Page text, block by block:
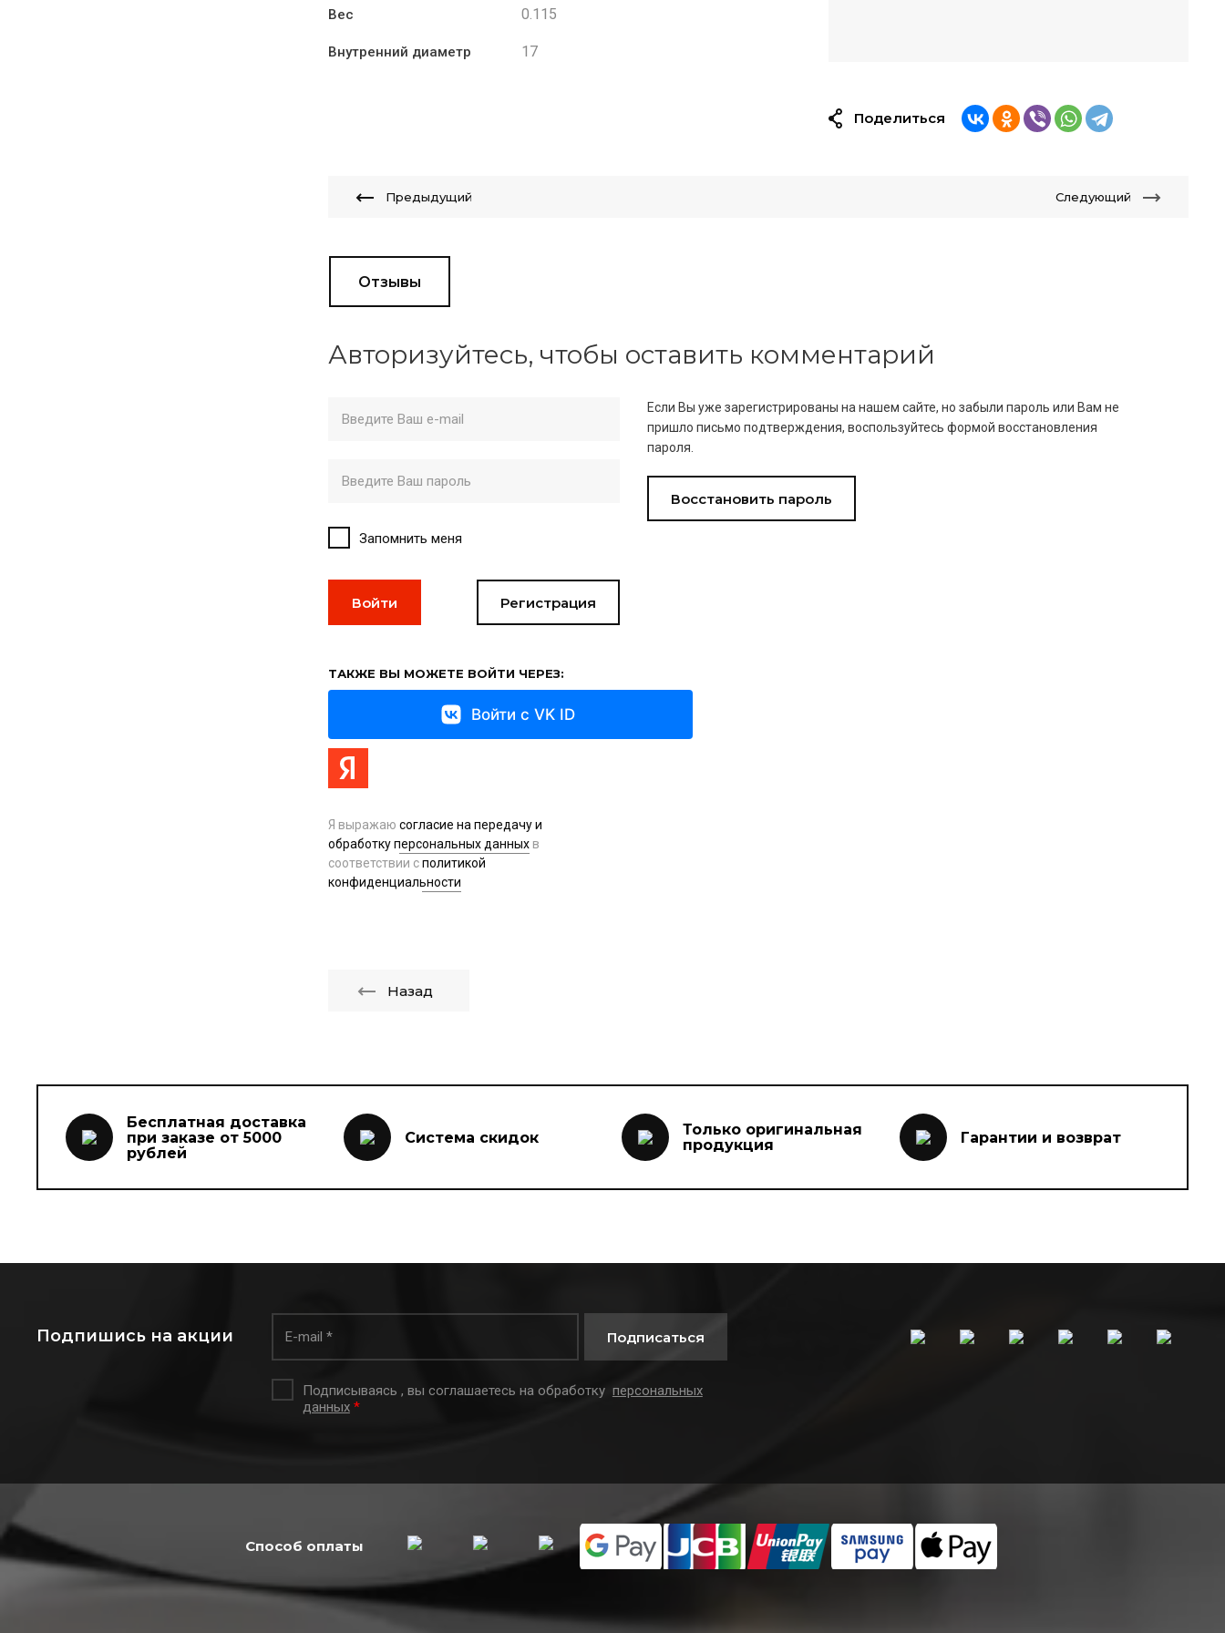
Вес 0.115
Внутренний диаметр 17
Поделиться
Предыдущий Следующий
Отзывы
Авторизуйтесь, чтобы оставить комментарий
Запомнить меня
Войти Регистрация
Если Вы уже зарегистрированы на нашем сайте, но забыли пароль или Вам не
пришло письмо подтверждения, воспользуйтесь формой восстановления
пароля.
Восстановить пароль
ТАКЖЕ ВЫ МОЖЕТЕ ВОЙТИ ЧЕРЕЗ:
Войти с VK ID
Я выражаю согласие на передачу и
обработку персональных данных в
соответствии сполитикой
конфиденциальности
Назад
Бесплатная доставка
при заказе от 5000
рублей
Система скидок
Только оригинальная
продукция
Гарантии и возврат
Подпишись на акции
Подписываясь , вы соглашаетесь на обработку персональных
данных *
Подписаться
Способ оплаты